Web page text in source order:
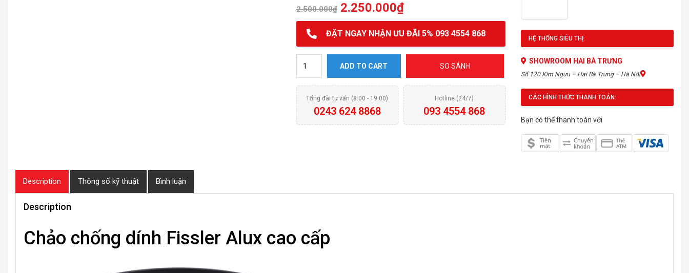
2.500.000₫ 2.250.000₫
ĐẶT NGAY NHẬN ƯU ĐÃI 5% 093 4554 868
ADD TO CART SO SÁNH
Tổng đài tư vấn (8:00 - 19:00)
0243 624 8868
Hotline (24/7)
093 4554 868
HỆ THỐNG SIÊU THỊ:
SHOWROOM HAI BÀ TRƯNG
Số 120 Kim Ngưu – Hai Bà Trưng – Hà Nội
CÁC HÌNH THỨC THANH TOÁN:
Bạn có thể thanh toán với
Description Thông số kỹ thuật Bình luận
Description
Chảo chống dính Fissler Alux cao cấp